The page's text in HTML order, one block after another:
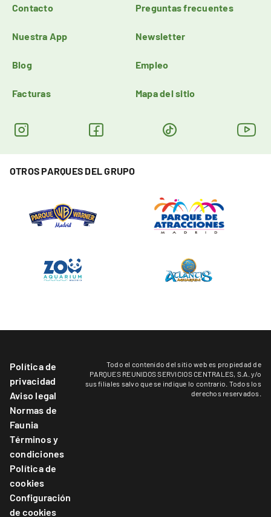
Contacto Preguntas frecuentes
Nuestra App Newsletter
Blog Empleo
Facturas Mapa del sitio
OTROS PARQUES DEL GRUPO
Política de
privacidad
Aviso legal
Normas de
Faunia
Términos y
condiciones
Política de
cookies
Configuración
de cookies
Todo el contenido del sitio web es propiedad de
PARQUES REUNIDOS SERVICIOS CENTRALES, S.A. y/o
sus filiales salvo que se indique lo contrario. Todos los
derechos reservados.